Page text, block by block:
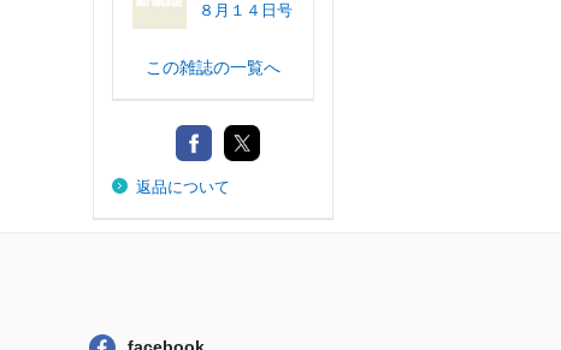
８月１４日号
この雑誌の一覧へ
返品について